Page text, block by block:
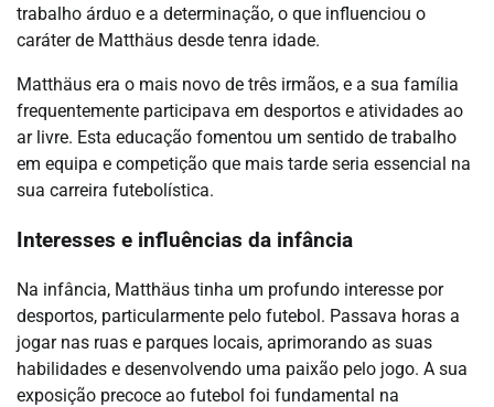
trabalho árduo e a determinação, o que influenciou o
caráter de Matthäus desde tenra idade.
Matthäus era o mais novo de três irmãos, e a sua família
frequentemente participava em desportos e atividades ao
ar livre. Esta educação fomentou um sentido de trabalho
em equipa e competição que mais tarde seria essencial na
sua carreira futebolística.
Interesses e influências da infância
Na infância, Matthäus tinha um profundo interesse por
desportos, particularmente pelo futebol. Passava horas a
jogar nas ruas e parques locais, aprimorando as suas
habilidades e desenvolvendo uma paixão pelo jogo. A sua
exposição precoce ao futebol foi fundamental na